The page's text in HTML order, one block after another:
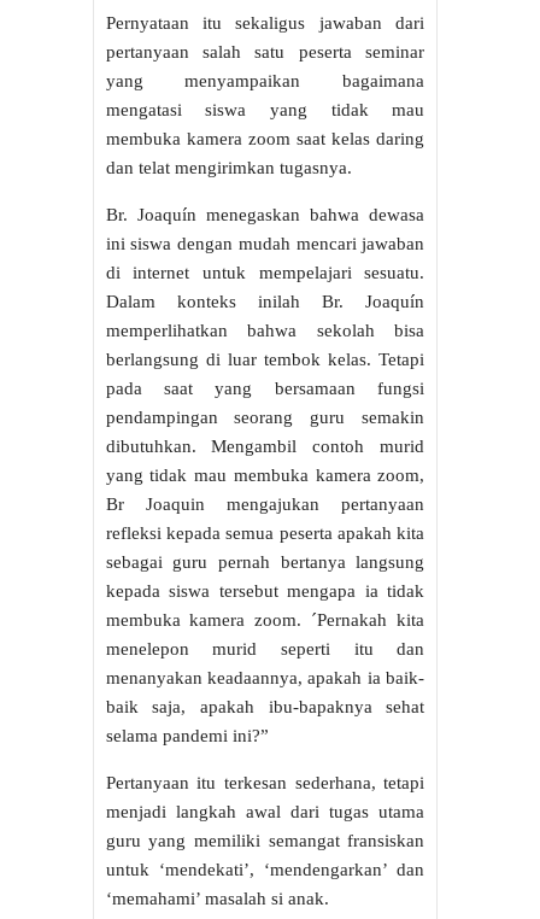
Pernyataan itu sekaligus jawaban dari
pertanyaan salah satu peserta seminar
yang menyampaikan bagaimana
mengatasi siswa yang tidak mau
membuka kamera zoom saat kelas daring
dan telat mengirimkan tugasnya.
Br. Joaquín menegaskan bahwa dewasa
ini siswa dengan mudah mencari jawaban
di internet untuk mempelajari sesuatu.
Dalam konteks inilah Br. Joaquín
memperlihatkan bahwa sekolah bisa
berlangsung di luar tembok kelas. Tetapi
pada saat yang bersamaan fungsi
pendampingan seorang guru semakin
dibutuhkan. Mengambil contoh murid
yang tidak mau membuka kamera zoom,
Br Joaquin mengajukan pertanyaan
refleksi kepada semua peserta apakah kita
sebagai guru pernah bertanya langsung
kepada siswa tersebut mengapa ia tidak
membuka kamera zoom. ´Pernakah kita
menelepon murid seperti itu dan
menanyakan keadaannya, apakah ia baik-
baik saja, apakah ibu-bapaknya sehat
selama pandemi ini?”
Pertanyaan itu terkesan sederhana, tetapi
menjadi langkah awal dari tugas utama
guru yang memiliki semangat fransiskan
untuk ‘mendekati’, ‘mendengarkan’ dan
‘memahami’ masalah si anak.